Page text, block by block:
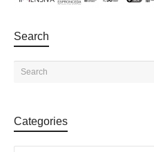
Search
Categories